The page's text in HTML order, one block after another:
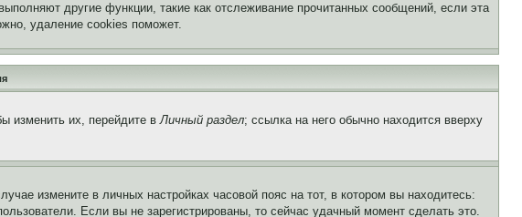
другие функции, такие как отслеживание прочитанных сообщений, если эта
удаление cookies поможет.
изменить их, перейдите вЛичный раздел; ссылка на него обычно находится вверху
измените в личных настройках часовой пояс на тот, в котором вы находитесь:
Если вы не зарегистрированы, то сейчас удачный момент сделать это.